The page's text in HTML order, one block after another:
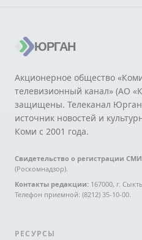
ЮРГАН
Акционерное общество
телевизионный канал» (АО
защищены. Телеканал
источник новостей и
Коми с 2001 года.
Свидетельство о регистрации
(Роскомнадзор).
Контакты редакции: 167000, г.
Телефон приемной: (8212) 35-10-00.
РЕСУРСЫ